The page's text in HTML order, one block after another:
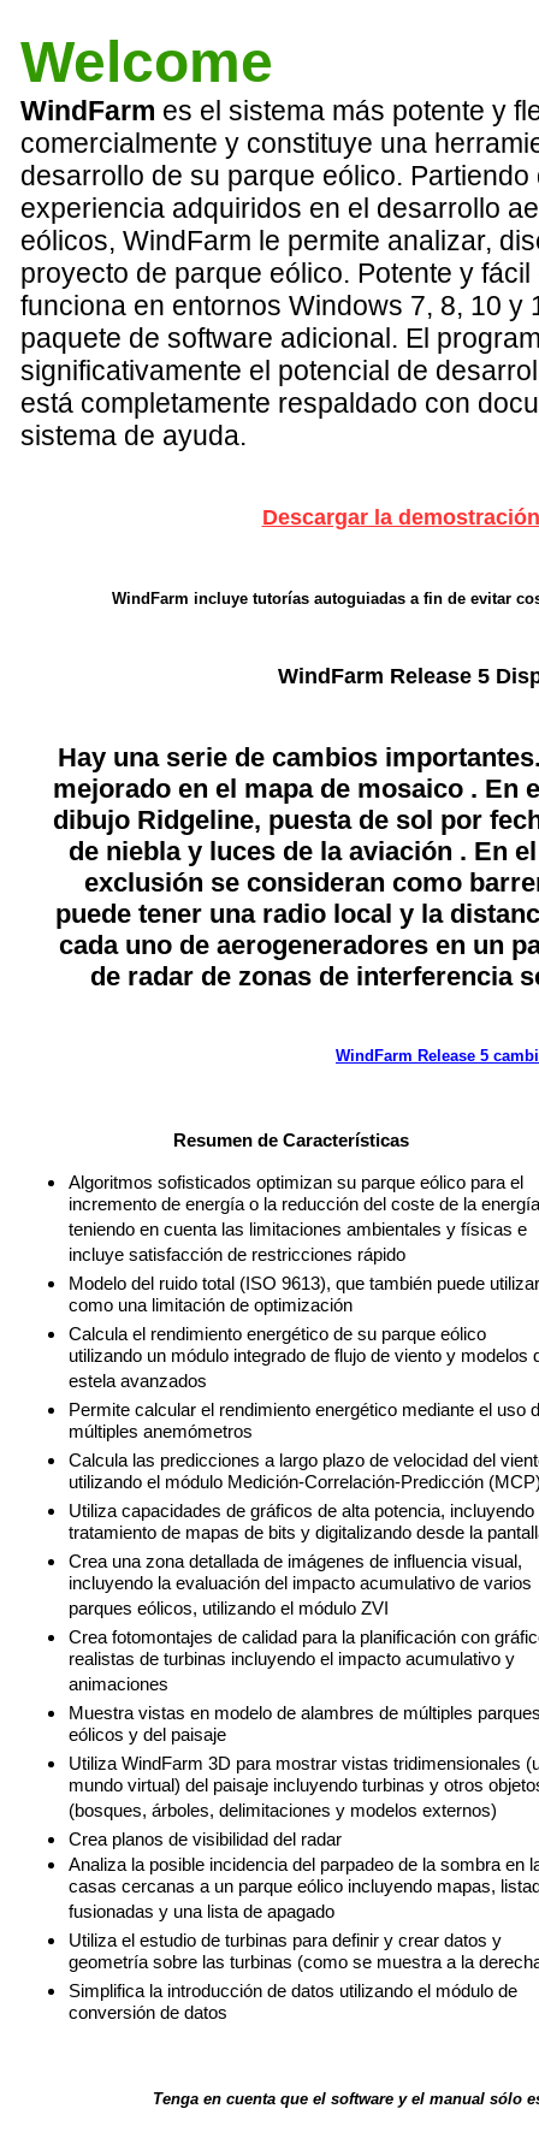
Welcome
WindFarm es el sistema más potente y
comercialmente y constituye una
desarrollo de su parque eólico.
experiencia adquiridos en el desarrollo
eólicos, WindFarm le permite analizar,
proyecto de parque eólico. Potente y
funciona en entornos Windows 7, 8, 10 y
paquete de software adicional. El
significativamente el potencial de
está completamente respaldado con
sistema de ayuda.
Descargar la
WindFarm incluye tutorías autoguiadas a fin de evitar
WindFarm Release 5
Hay una serie de cambios
mejorado en el mapa de mosaico . En
dibujo Ridgeline, puesta de sol por
de niebla y luces de la aviación . En
exclusión se consideran como
puede tener una radio local y la
cada uno de aerogeneradores en un
de radar de zonas de interferencia
WindFarm Release 5
Resumen de Características
Algoritmos sofisticados optimizan su parque eólico para el
incremento de energía o la reducción del coste de la
teniendo en cuenta las limitaciones ambientales y físicas e
incluye satisfacción de restricciones rápido
Modelo del ruido total (ISO 9613), que también puede
como una limitación de optimización
Calcula el rendimiento energético de su parque eólico
utilizando un módulo integrado de flujo de viento y modelos
estela avanzados
Permite calcular el rendimiento energético mediante el uso
múltiples anemómetros
Calcula las predicciones a largo plazo de velocidad del
utilizando el módulo Medición-Correlación-Predicción
Utiliza capacidades de gráficos de alta potencia, incluyendo
tratamiento de mapas de bits y digitalizando desde la
Crea una zona detallada de imágenes de influencia visual,
incluyendo la evaluación del impacto acumulativo de varios
parques eólicos, utilizando el módulo ZVI
Crea fotomontajes de calidad para la planificación con
realistas de turbinas incluyendo el impacto acumulativo y
animaciones
Muestra vistas en modelo de alambres de múltiples
eólicos y del paisaje
Utiliza WindFarm 3D para mostrar vistas tridimensionales
mundo virtual) del paisaje incluyendo turbinas y otros
(bosques, árboles, delimitaciones y modelos externos)
Crea planos de visibilidad del radar
Analiza la posible incidencia del parpadeo de la sombra en
casas cercanas a un parque eólico incluyendo mapas,
fusionadas y una lista de apagado
Utiliza el estudio de turbinas para definir y crear datos y
geometría sobre las turbinas (como se muestra a la
Simplifica la introducción de datos utilizando el módulo de
conversión de datos
Tenga en cuenta que el software y el manual sólo